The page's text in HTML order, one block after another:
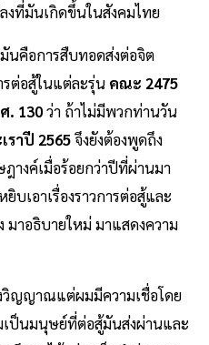
งที่มันเกิดขึ้นในสังคมไทย
นคือการสืบทอดส่งต่อจิต
ต่อสู้ในแต่ละรุ่น คณะ 2475
. 130ว่า ถ้าไม่มีพวกท่านวัน
ราปี 2565จึงยังต้องพูดถึง
างค์เมื่อร้อยกว่าปีที่ผ่านมา
ยิบเอาเรื่องราวการต่อสู้และ
มาอธิบายใหม่ มาแสดงความ
วิญญาณแต่ผมมีความเชื่อโดย
ป็นมนุษย์ที่ต่อสู้มันส่งผ่านและ